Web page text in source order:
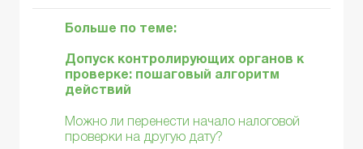
Больше по теме:
Допуск контролирующих органов к
проверке: пошаговый алгоритм
действий
Можно ли перенести начало налоговой
проверки на другую дату?